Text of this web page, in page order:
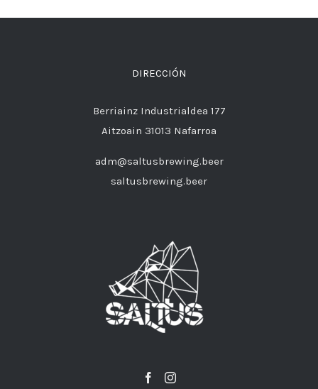
DIRECCIÓN
Berriainz Industrialdea 177
Aitzoain 31013 Nafarroa
adm@saltusbrewing.beer
saltusbrewing.beer